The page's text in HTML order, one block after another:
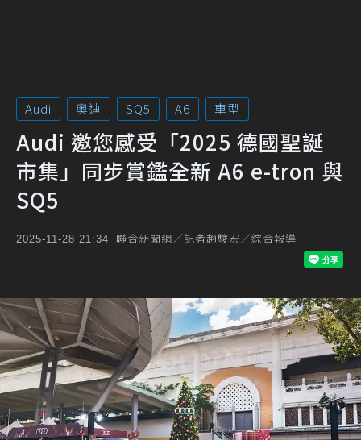
Audi 奧迪 SQ5 A6 車型
Audi 邀您感受「2025 德國聖誕
市集」同步賞鑑全新 A6 e-tron 與
SQ5
2025-11-28 21:34 聯合新聞網／記者趙駿宏／綜合報導